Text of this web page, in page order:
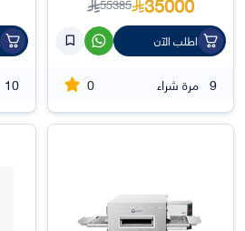
اطلب الآن
9 مرة شراء 0
10